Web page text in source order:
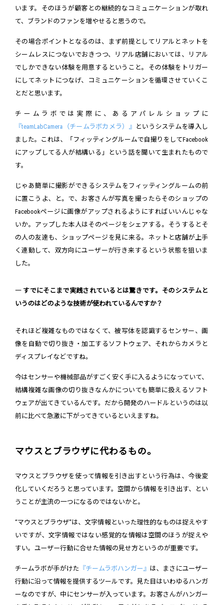
います。そのほうが顧客との継続的なコミュニケーションが取れ
て、ブランドのファンを増やせると思うので。
その場合ポイントとなるのは、まず前提としてリアルとネットを
シームレスにつないでおきつつ、リアル店舗においては、リアル
でしかできない体験を用意するということ。その体験をトリガー
にしてネットにつなげ、コミュニケーションを循環させていくこ
とだと思います。
チームラボでは実際に、あるアパレルショップに
『teamLabCamera（チームラボカメラ）』
というシステムを導入し
ました。これは、「フィッティングルームで自撮りをしてFacebook
にアップしてる人が結構いる」という話を聞いて生まれたもので
す。
じゃあ簡単に撮影ができるシステムをフィッティングルームの前
に置こうよ、と。で、お客さんが写真を撮ったらそのショップの
Facebookページに画像がアップされるようにすればいいんじゃな
いか。アップした本人はそのページをシェアする。そうするとそ
の人の友達も、ショップページを見に来る。ネットと店舗が上手
く連動して、双方向にユーザーが行き来するという状態を狙いま
した。
― すでにそこまで実践されているとは驚きです。そのシステムと
いうのはどのような技術が使われているんですか？
それほど複雑なものではなくて、被写体を認識するセンサー、画
像を自動で切り抜き・加工するソフトウェア、それからカメラと
ディスプレイなどですね。
今はセンサーや機械部品がすごく安く手に入るようになっていて、
結構複雑な画像の切り抜きなんかについても簡単に扱えるソフト
ウェアが出てきているんです。だから開発のハードルというのは以
前に比べて急激に下がってきているといえますね。
マウスとブラウザに代わるもの。
マウスとブラウザを使って情報を引き出すという行為は、今後変
化していくだろうと思っています。空間から情報を引き出す、とい
うことが主流の一つになるのではないかと。
“マウスとブラウザ”は、文字情報といった理性的なものは捉えやす
いですが、文字情報ではない感覚的な情報は空間のほうが捉えや
すい。ユーザー行動に合せた情報の見せ方というのが重要です。
チームラボが手がけた 『チームラボハンガー』 は、まさにユーザー
行動に沿って情報を提供するツールです。見た目はいわゆるハンガ
ーなのですが、中にセンサーが入っています。お客さんがハンガー